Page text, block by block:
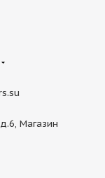
Магазин